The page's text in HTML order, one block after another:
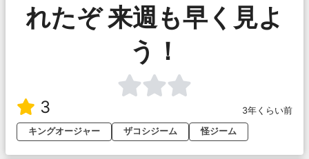
れたぞ 来週も早く見よ
う！
3
3年くらい前
キングオージャー
ザコシジーム 怪ジーム